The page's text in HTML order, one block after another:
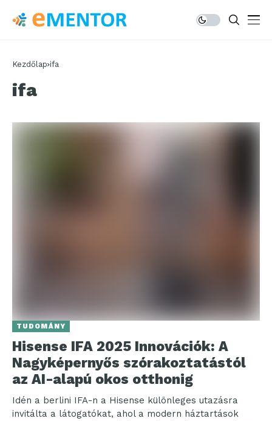
Kezdőlap ifa
ifa
TUDOMÁNY
Hisense IFA 2025 Innovációk: A
Nagyképernyős szórakoztatástól
az AI-alapú okos otthonig
Idén a berlini IFA-n a Hisense különleges utazásra
invitálta a látogatókat, ahol a modern háztartások